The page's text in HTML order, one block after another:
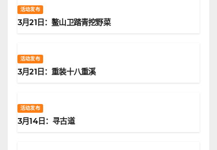
活动发布
3月21日：鳌山卫踏青挖野菜
活动发布
3月21日：重装十八重溪
活动发布
3月14日：寻古道